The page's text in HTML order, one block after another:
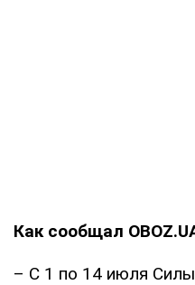
Как сообщал
– С 1 по 14 июля